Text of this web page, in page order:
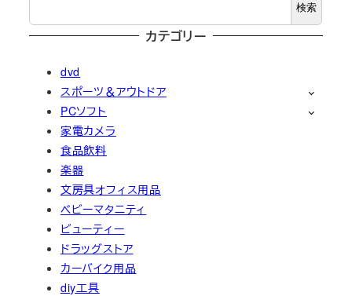
検索
カテゴリー
dvd
スポーツ＆アウトドア
PCソフト
家電カメラ
食品飲料
楽器
文房具オフィス用品
ベビーマタニティ
ビューティー
ドラッグストア
カーバイク用品
diy工具